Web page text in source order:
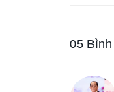
05 Bình